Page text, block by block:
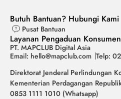
Butuh Bantuan? Hubungi Kami
Pusat Bantuan
Layanan Pengaduan Konsumen
PT. MAPCLUB Digital Asia
Email: hello@mapclub.com Telp:
Direktorat Jenderal Perlindungan
Kementerian Perdagangan
0853 1111 1010 (Whatsapp)